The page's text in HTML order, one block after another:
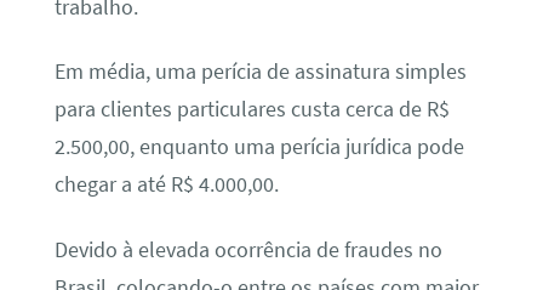
trabalho.
Em média, uma perícia de assinatura simples
para clientes particulares custa cerca de R$
2.500,00, enquanto uma perícia jurídica pode
chegar a até R$ 4.000,00.
Devido à elevada ocorrência de fraudes no